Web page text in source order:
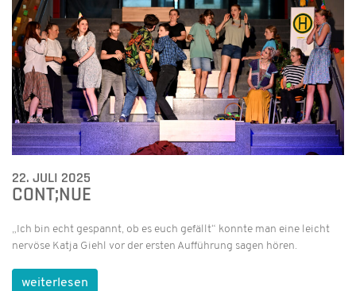
22. JULI 2025
CONT;NUE
„Ich bin echt gespannt, ob es euch gefällt“ konnte man eine leicht
nervöse Katja Giehl vor der ersten Aufführung sagen hören.
weiterlesen